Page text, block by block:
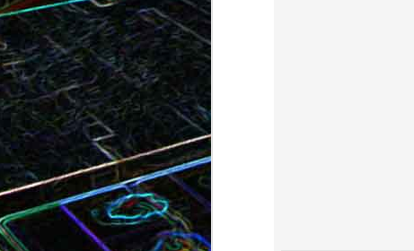
Curry de brocoli et de carottes